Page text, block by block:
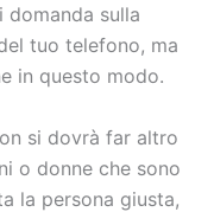
domanda sulla
tuo telefono, ma
in questo modo.
si dovrà far altro
o donne che sono
la persona giusta,